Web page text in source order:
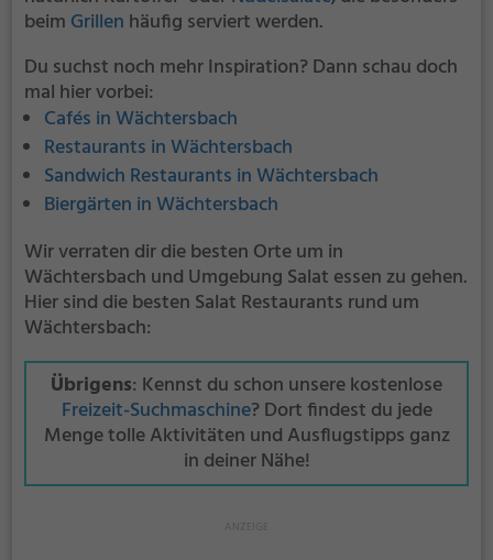
beim Grillen häufig serviert werden.
Du suchst noch mehr Inspiration? Dann schau doch
mal hier vorbei:
Cafés in Wächtersbach
Restaurants in Wächtersbach
Sandwich Restaurants in Wächtersbach
Biergärten in Wächtersbach
Wir verraten dir die besten Orte um in
Wächtersbach und Umgebung Salat essen zu gehen.
Hier sind die besten Salat Restaurants rund um
Wächtersbach:
Übrigens: Kennst du schon unsere kostenlose
Freizeit-Suchmaschine? Dort findest du jede
Menge tolle Aktivitäten und Ausflugstipps ganz
in deiner Nähe!